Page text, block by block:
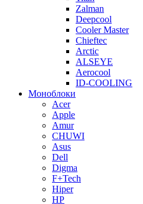
Zalman
Deepcool
Cooler Master
Chieftec
Arctic
ALSEYE
Aerocool
ID-COOLING
Моноблоки
Acer
Apple
Amur
CHUWI
Asus
Dell
Digma
F+Tech
Hiper
HP